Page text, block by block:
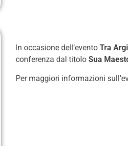
In occasione dell’evento Tra
conferenza dal titolo Sua
Per maggiori informazioni